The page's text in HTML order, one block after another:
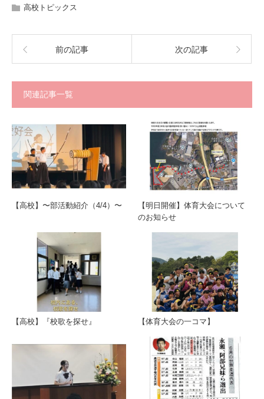
高校トピックス
前の記事 次の記事
関連記事一覧
【高校】〜部活動紹介（4/4）〜
【明日開催】体育大会について
のお知らせ
【高校】『校歌を探せ』 【体育大会の一コマ】